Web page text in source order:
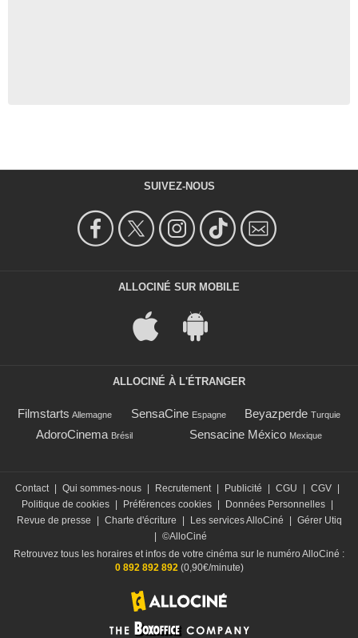
SUIVEZ-NOUS
ALLOCINÉ SUR MOBILE
ALLOCINÉ À L'ÉTRANGER
Filmstarts Allemagne SensaCine Espagne Beyazperde Turquie
AdoroCinema Brésil Sensacine México Mexique
Contact Qui sommes-nous Recrutement Publicité CGU CGV
Politique de cookies
Préférences cookies Données Personnelles
Revue de presse
Charte d'écriture Les services AlloCiné
Gérer Utiq
©AlloCiné
Retrouvez tous les horaires et infos de votre cinéma sur le numéro AlloCiné :
0 892 892 892(0,90€/minute)